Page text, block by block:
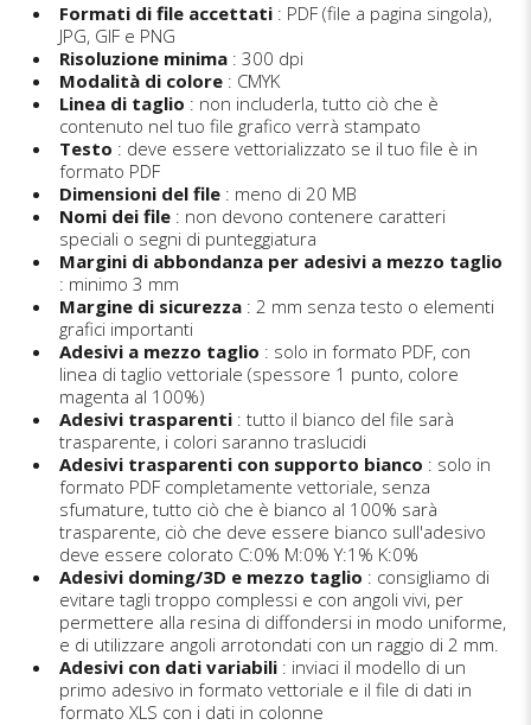
Formati di file accettati : PDF (file a pagina singola),
JPG, GIF e PNG
Risoluzione minima : 300 dpi
Modalità di colore : CMYK
Linea di taglio : non includerla, tutto ciò che è
contenuto nel tuo file grafico verrà stampato
Testo : deve essere vettorializzato se il tuo file è in
formato PDF
Dimensioni del file : meno di 20 MB
Nomi dei file : non devono contenere caratteri
speciali o segni di punteggiatura
Margini di abbondanza per adesivi a mezzo taglio
: minimo 3 mm
Margine di sicurezza : 2 mm senza testo o elementi
grafici importanti
Adesivi a mezzo taglio : solo in formato PDF, con
linea di taglio vettoriale (spessore 1 punto, colore
magenta al 100%)
Adesivi trasparenti : tutto il bianco del file sarà
trasparente, i colori saranno traslucidi
Adesivi trasparenti con supporto bianco : solo in
formato PDF completamente vettoriale, senza
sfumature, tutto ciò che è bianco al 100% sarà
trasparente, ciò che deve essere bianco sull'adesivo
deve essere colorato C:0% M:0% Y:1% K:0%
Adesivi doming/3D e mezzo taglio : consigliamo di
evitare tagli troppo complessi e con angoli vivi, per
permettere alla resina di diffondersi in modo uniforme,
e di utilizzare angoli arrotondati con un raggio di 2 mm.
Adesivi con dati variabili : inviaci il modello di un
primo adesivo in formato vettoriale e il file di dati in
formato XLS con i dati in colonne